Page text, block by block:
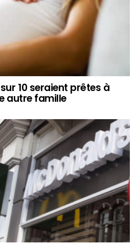
10 seraient prêtes à
autre famille